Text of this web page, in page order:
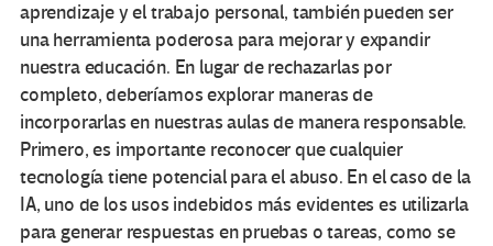
aprendizaje y el trabajo personal, también pueden ser
una herramienta poderosa para mejorar y expandir
nuestra educación. En lugar de rechazarlas por
completo, deberíamos explorar maneras de
incorporarlas en nuestras aulas de manera responsable.
Primero, es importante reconocer que cualquier
tecnología tiene potencial para el abuso. En el caso de la
IA, uno de los usos indebidos más evidentes es utilizarla
para generar respuestas en pruebas o tareas, como se